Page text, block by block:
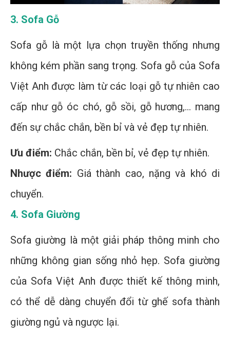
3. Sofa Gỗ
Sofa gỗ là một lựa chọn truyền thống nhưng
không kém phần sang trọng. Sofa gỗ của Sofa
Việt Anh được làm từ các loại gỗ tự nhiên cao
cấp như gỗ óc chó, gỗ sồi, gỗ hương,... mang
đến sự chắc chắn, bền bỉ và vẻ đẹp tự nhiên.
Ưu điểm: Chắc chắn, bền bỉ, vẻ đẹp tự nhiên.
Nhược điểm: Giá thành cao, nặng và khó di
chuyển.
4. Sofa Giường
Sofa giường là một giải pháp thông minh cho
những không gian sống nhỏ hẹp. Sofa giường
của Sofa Việt Anh được thiết kế thông minh,
có thể dễ dàng chuyển đổi từ ghế sofa thành
giường ngủ và ngược lại.